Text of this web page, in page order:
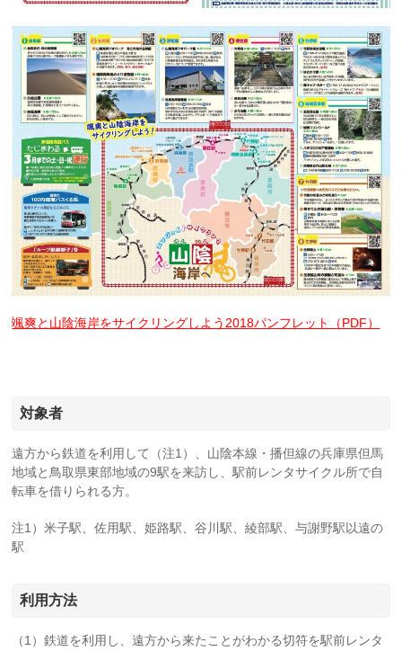
颯爽と山陰海岸をサイクリングしよう2018パンフレット（PDF）
対象者
遠方から鉄道を利用して（注1）、山陰本線・播但線の兵庫県但馬
地域と鳥取県東部地域の9駅を来訪し、駅前レンタサイクル所で自
転車を借りられる方。
注1）米子駅、佐用駅、姫路駅、谷川駅、綾部駅、与謝野駅以遠の
駅
利用方法
（1）鉄道を利用し、遠方から来たことがわかる切符を駅前レンタ